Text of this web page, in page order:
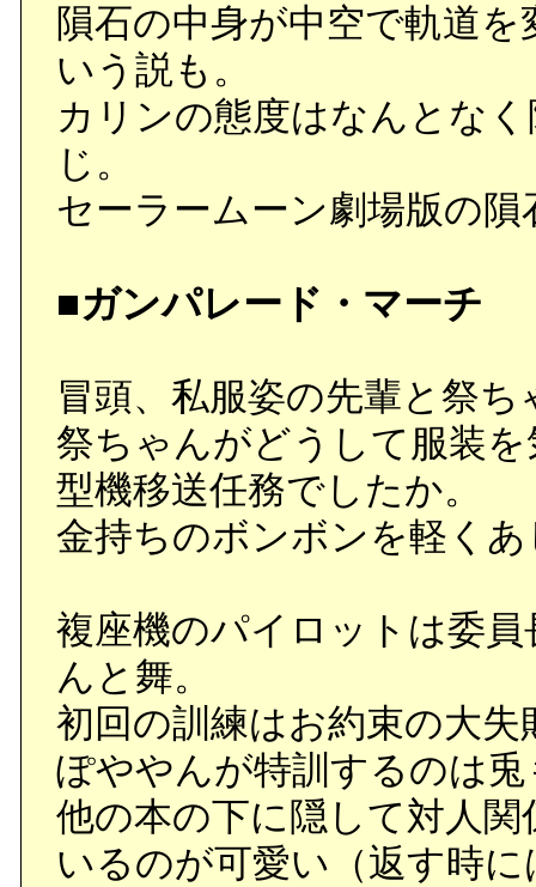
隕石の中身が中空で軌道
いう説も。
カリンの態度はなんとな
じ。
セーラームーン劇場版の
■ガンパレード・マーチ
冒頭、私服姿の先輩と祭ち
祭ちゃんがどうして服装
型機移送任務でしたか。
金持ちのボンボンを軽く
複座機のパイロットは委
んと舞。
初回の訓練はお約束の大失
ぽややんが特訓するのは
他の本の下に隠して対人
いるのが可愛い（返す時